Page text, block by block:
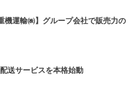
機運輸㈱】グループ会社で販売力の
送サービスを本格始動